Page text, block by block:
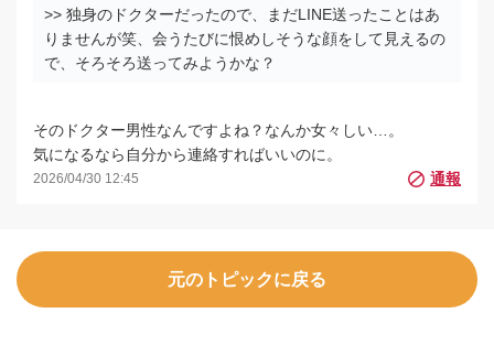
>> 独身のドクターだったので、まだLINE送ったことはあ
りませんが笑、会うたびに恨めしそうな顔をして見えるの
で、そろそろ送ってみようかな？
そのドクター男性なんですよね？なんか女々しい…。
気になるなら自分から連絡すればいいのに。
2026/04/30 12:45
元のトピックに戻る